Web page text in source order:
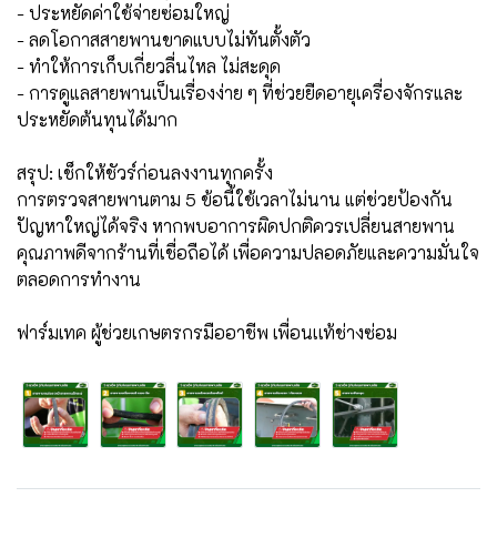
- ประหยัดค่าใช้จ่ายซ่อมใหญ่
- ลดโอกาสสายพานขาดแบบไม่ทันตั้งตัว
- ทำให้การเก็บเกี่ยวลื่นไหล ไม่สะดุด
- การดูแลสายพานเป็นเรื่องง่าย ๆ ที่ช่วยยืดอายุเครื่องจักรและ
ประหยัดต้นทุนได้มาก
สรุป: เช็กให้ชัวร์ก่อนลงงานทุกครั้ง
การตรวจสายพานตาม 5 ข้อนี้ใช้เวลาไม่นาน แต่ช่วยป้องกัน
ปัญหาใหญ่ได้จริง หากพบอาการผิดปกติควรเปลี่ยนสายพาน
คุณภาพดีจากร้านที่เชื่อถือได้ เพื่อความปลอดภัยและความมั่นใจ
ตลอดการทำงาน
ฟาร์มเทค ผู้ช่วยเกษตรกรมืออาชีพ เพื่อนเเท้ช่างซ่อม